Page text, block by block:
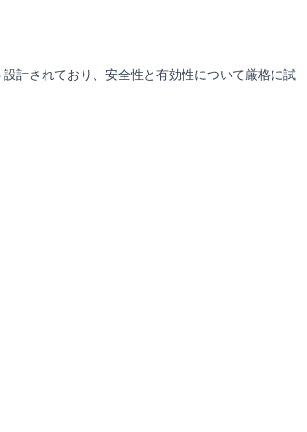
計されており、安全性と有効性について厳格に試